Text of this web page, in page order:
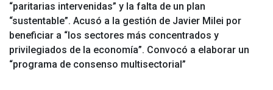
“paritarias intervenidas” y la falta de un plan
“sustentable”. Acusó a la gestión de Javier Milei por
beneficiar a “los sectores más concentrados y
privilegiados de la economía”. Convocó a elaborar un
“programa de consenso multisectorial”